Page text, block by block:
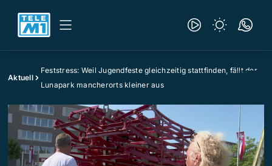
Aktuell
Feststress: Weil Jugendfeste gleichzeitig stattfinden, fällt der
Lunapark mancherorts kleiner aus